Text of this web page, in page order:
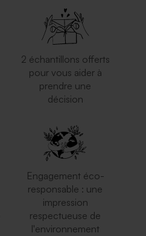
2 échantillons offerts
pour vous aider à
prendre une
décision
Engagement éco-
responsable : une
impression
respectueuse de
l'environnement